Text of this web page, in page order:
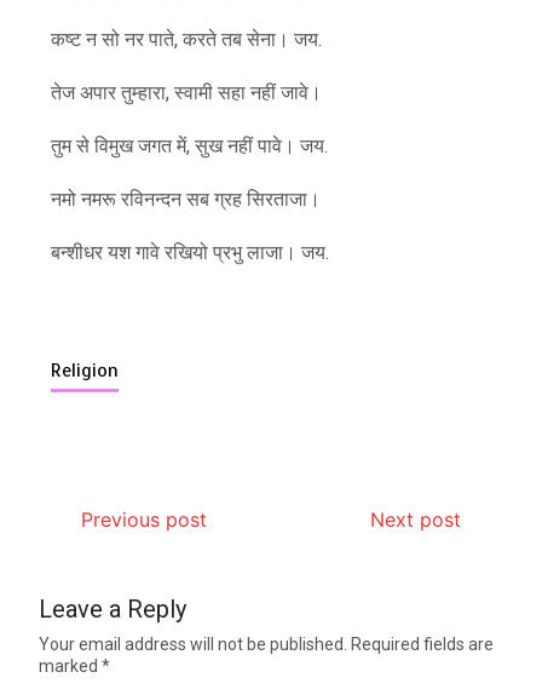
कष्ट न सो नर पाते, करते तब सेना। जय.
तेज अपार तुम्हारा, स्वामी सहा नहीं जावे।
तुम से विमुख जगत में, सुख नहीं पावे। जय.
नमो नमरू रविनन्दन सब ग्रह सिरताजा।
बन्शीधर यश गावे रखियो प्रभु लाजा। जय.
Religion
Previous post Next post
Leave a Reply
Your email address will not be published. Required fields are
marked*